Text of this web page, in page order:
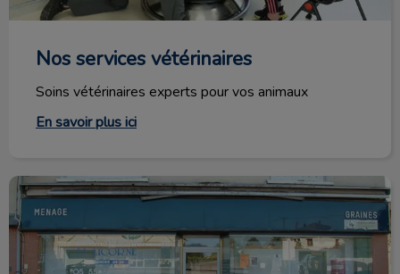
Nos services vétérinaires
Soins vétérinaires experts pour vos animaux
En savoir plus ici
Cabinet vétérinaire